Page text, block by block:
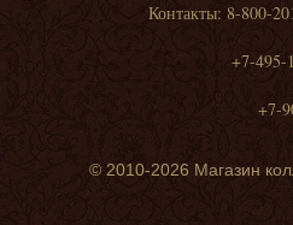
Контакты: 8-800-
+7-495-
+7-
© 2010-2026 Магазин